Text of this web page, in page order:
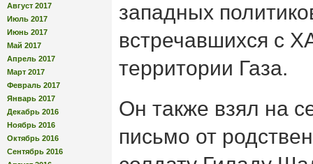
Август 2017
Июль 2017
Июнь 2017
Май 2017
Апрель 2017
Март 2017
Февраль 2017
Январь 2017
Декабрь 2016
Ноябрь 2016
Октябрь 2016
Сентябрь 2016
западных
встречавшихся с
территории Газа.
Он также взял на
письмо от